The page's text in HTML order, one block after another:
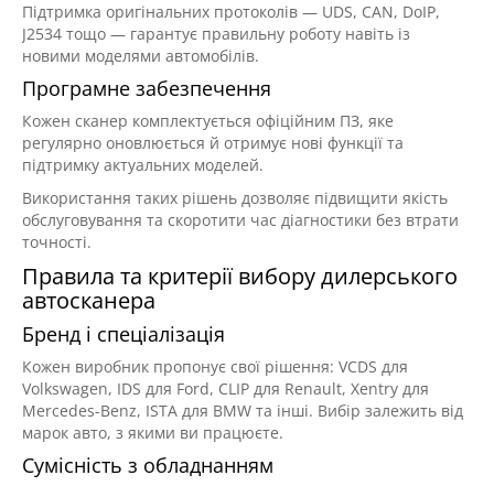
Підтримка оригінальних протоколів — UDS, CAN, DoIP,
J2534 тощо — гарантує правильну роботу навіть із
новими моделями автомобілів.
Програмне забезпечення
Кожен сканер комплектується офіційним ПЗ, яке
регулярно оновлюється й отримує нові функції та
підтримку актуальних моделей.
Використання таких рішень дозволяє підвищити якість
обслуговування та скоротити час діагностики без втрати
точності.
Правила та критерії вибору дилерського
автосканера
Бренд і спеціалізація
Кожен виробник пропонує свої рішення: VCDS для
Volkswagen, IDS для Ford, CLIP для Renault, Xentry для
Mercedes-Benz, ISTA для BMW та інші. Вибір залежить від
марок авто, з якими ви працюєте.
Сумісність з обладнанням